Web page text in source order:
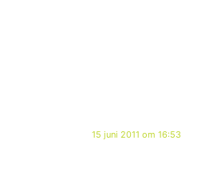
15 juni 2011 om 16:53